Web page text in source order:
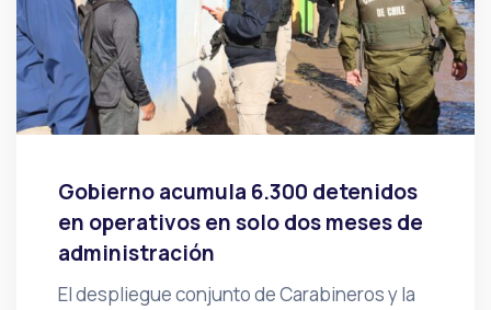
Gobierno acumula 6.300 detenidos
en operativos en solo dos meses de
administración
El despliegue conjunto de Carabineros y la